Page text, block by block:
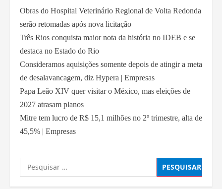
Obras do Hospital Veterinário Regional de Volta Redonda
serão retomadas após nova licitação
Três Rios conquista maior nota da história no IDEB e se
destaca no Estado do Rio
Consideramos aquisições somente depois de atingir a meta
de desalavancagem, diz Hypera | Empresas
Papa Leão XIV quer visitar o México, mas eleições de
2027 atrasam planos
Mitre tem lucro de R$ 15,1 milhões no 2º trimestre, alta de
45,5% | Empresas